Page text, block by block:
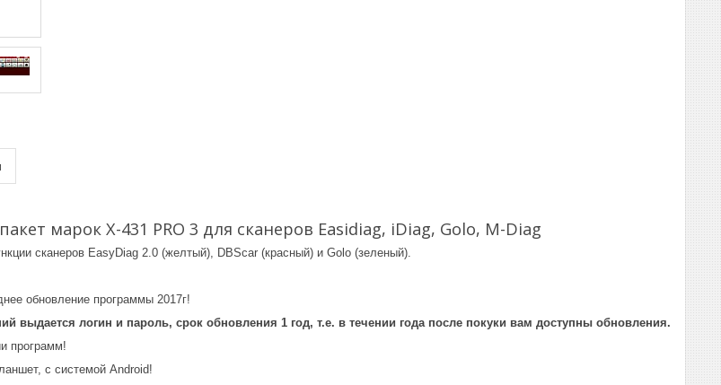
марок X-431 PRO 3 для сканеров Easidiag, iDiag, Golo, M-Diag
сканеров EasyDiag 2.0 (желтый), DBScar (красный) и Golo (зеленый).
обновление программы 2017г!
выдается логин и пароль, срок обновления 1 год, т.е. в течении года после покуки вам доступны обновления.
программ!
с системой Android!